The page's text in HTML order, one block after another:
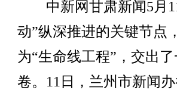
中新网甘肃新闻5月
动”纵深推进的关键节点
为“生命线工程”，交出
卷。11日，兰州市新闻